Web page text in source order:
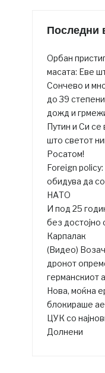
Последни
Орбан
масата: Еве
Сончево и
до 39
дожд и
Путин и Си се
што светот
Росатом!
Foreign
обидува да
НАТО
И под 25
без достојно
Карпалак
(Видео)
дронот
германскиот
Нова, моќна
блокираше
ЦУК со
Долнени